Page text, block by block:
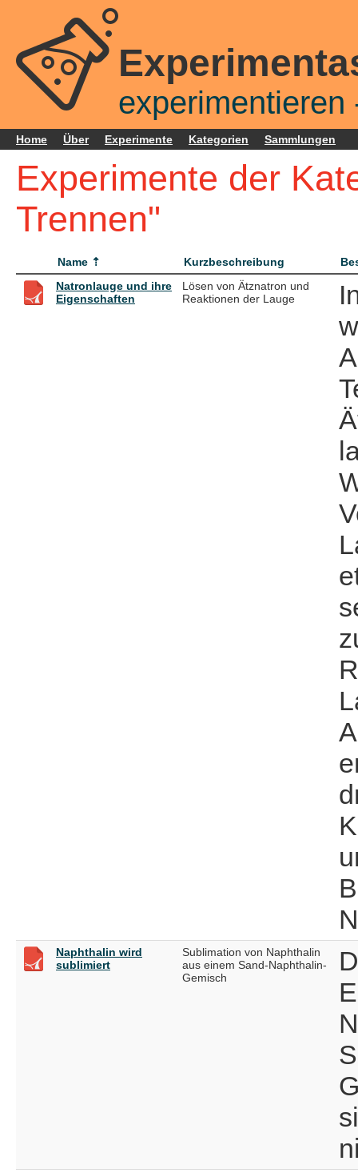
experimentieren
Home Über Experimente Kategorien Sammlungen
Experimente der
Trennen"
Name Kurzbeschreibung
Natronlauge und ihre
Eigenschaften
Lösen von Ätznatron und
Reaktionen der Lauge
Naphthalin wird
sublimiert
Sublimation von Naphthalin
aus einem Sand-Naphthalin-
Gemisch